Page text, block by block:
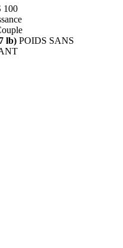
100
lb) POIDS SANS